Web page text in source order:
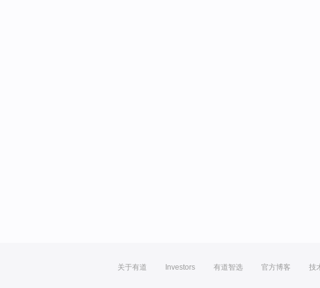
关于有道 Investors 有道智选 官方博客 技